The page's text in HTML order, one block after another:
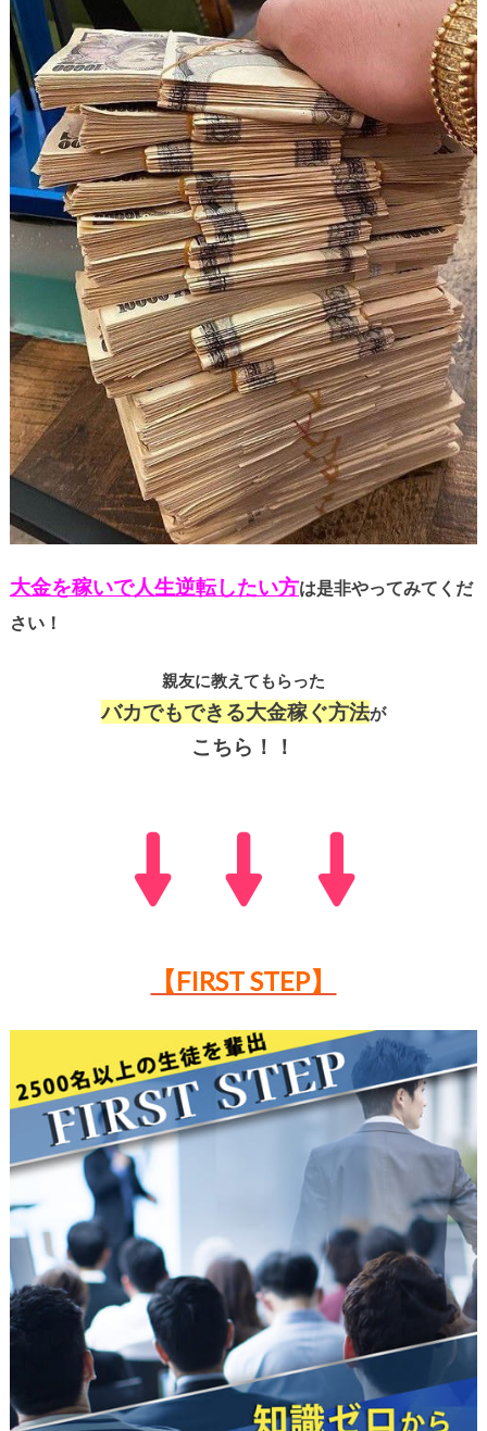
大金を稼いで人生逆転したい方は是非やってみてくだ
さい！
親友に教えてもらった
バカでもできる大金稼ぐ方法が
こちら！！
【FIRST STEP】